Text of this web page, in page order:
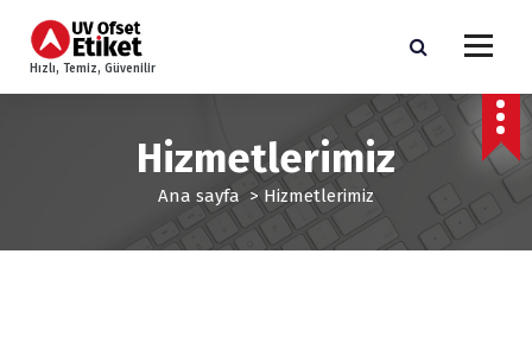
r
ç
Hızlı, Temiz, Güvenilir
Hizmetlerimiz
Ana sayfa >Hizmetlerimiz